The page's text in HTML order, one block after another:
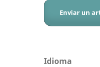
Enviar un
Idioma